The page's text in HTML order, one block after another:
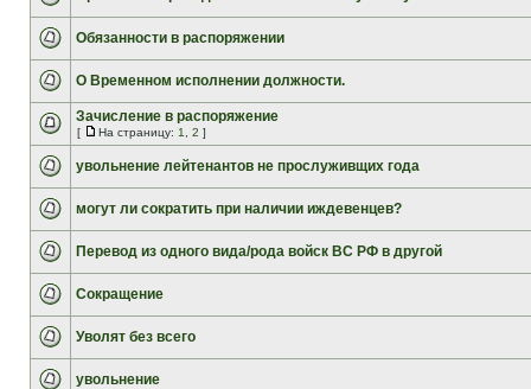
Обязанности в распоряжении
О Временном исполнении должности.
Зачисление в распоряжение
[ На страницу: 1 2 ]
увольнение лейтенантов не прослуживщих года
могут ли сократить при наличии иждевенцев?
Перевод из одного вида/рода войск ВС РФ в другой
Сокращение
Уволят без всего
увольнение